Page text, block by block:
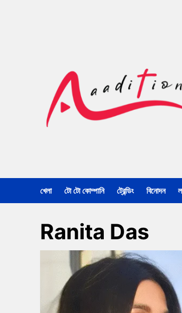
খেলা টো টো কোম্পানি ট্রেন্ডিং বিনোদন
Ranita Das